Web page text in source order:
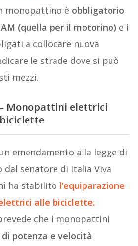
monopattino è obbligatorio
(quella per il motorino) e i
a collocare nuova
le strade dove si può
mezzi.
– Monopattini elettrici
un emendamento alla legge di
senatore di Italia Viva
ha stabilito l’equiparazione
alle biciclette.
che i monopattini
potenza e velocità